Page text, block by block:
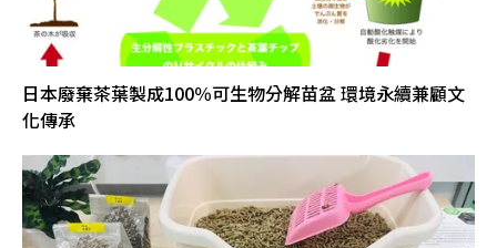
日本廢棄茶葉製成100％可生物分解苗盆 環境永續兼顧文
化傳承